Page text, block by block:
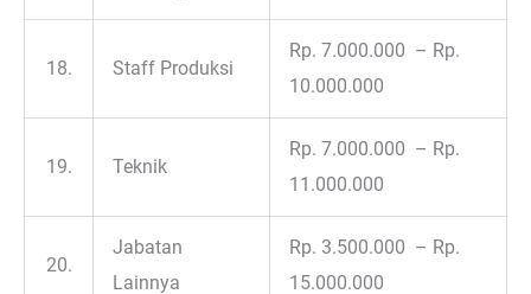
18. Staff Produksi
Rp. 7.000.000 – Rp.
10.000.000
19. Teknik
Rp. 7.000.000 – Rp.
11.000.000
20.
Jabatan
Lainnya
Rp. 3.500.000 – Rp.
15.000.000